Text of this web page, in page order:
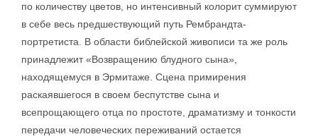
по количеству цветов, но интенсивный колорит суммируют
в себе весь предшествующий путь Рембрандта-
портретиста. В области библейской живописи та же роль
принадлежит «Возвращению блудного сына»,
находящемуся в Эрмитаже. Сцена примирения
раскаявшегося в своем беспутстве сына и
всепрощающего отца по простоте, драматизму и тонкости
передачи человеческих переживаний остается